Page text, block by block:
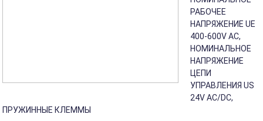
РАБОЧЕЕ
НАПРЯЖЕНИЕ UE
400-600V AC,
НОМИНАЛЬНОЕ
НАПРЯЖЕНИЕ
ЦЕПИ
УПРАВЛЕНИЯ US
24V AC/DC,
ПРУЖИННЫЕ КЛЕММЫ